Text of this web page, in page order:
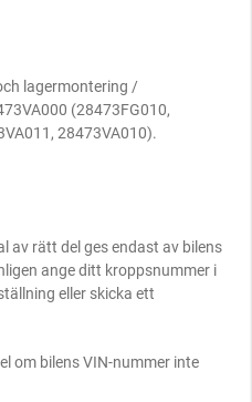
lagermontering /
(28473FG010,
28473VA010).
av rätt del ges endast av bilens
ange ditt kroppsnummer i
eller skicka ett
om bilens VIN-nummer inte